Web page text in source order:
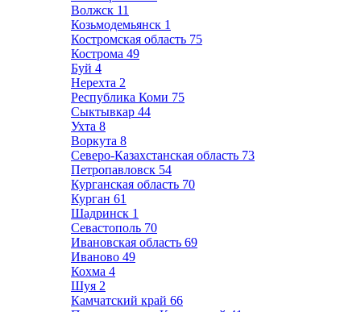
Волжск 11
Козьмодемьянск 1
Костромская область 75
Кострома 49
Буй 4
Нерехта 2
Республика Коми 75
Сыктывкар 44
Ухта 8
Воркута 8
Северо-Казахстанская область 73
Петропавловск 54
Курганская область 70
Курган 61
Шадринск 1
Севастополь 70
Ивановская область 69
Иваново 49
Кохма 4
Шуя 2
Камчатский край 66